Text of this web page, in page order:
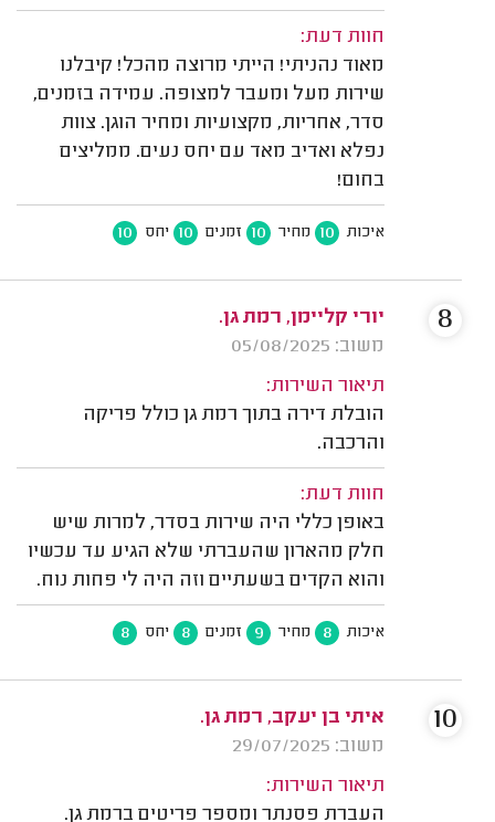
חוות דעת:
מאוד נהניתי! הייתי מרוצה מהכל! קיבלנו
שירות מעל ומעבר למצופה. עמידה בזמנים,
סדר, אחריות, מקצועיות ומחיר הוגן. צוות
נפלא ואדיב מאד עם יחס נעים. ממליצים
בחום!
איכות 10 מחיר 10 זמנים 10 יחס 10
יורי קליימן, רמת גן.
משוב: 05/08/2025
תיאור השירות:
הובלת דירה בתוך רמת גן כולל פריקה
והרכבה.
חוות דעת:
באופן כללי היה שירות בסדר, למרות שיש
חלק מהארון שהעברתי שלא הגיע עד עכשיו
והוא הקדים בשעתיים וזה היה לי פחות נוח.
איכות 8 מחיר 9 זמנים 8 יחס 8
8
איתי בן יעקב, רמת גן.
משוב: 29/07/2025
תיאור השירות:
העברת פסנתר ומספר פריטים ברמת גן.
10